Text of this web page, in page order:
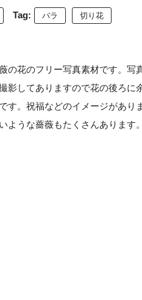
Tag: バラ 切り花
の花のフリー写真素材です。
影してありますので花の後ろに
す。祝福などのイメージがあり
ような薔薇もたくさんあります。